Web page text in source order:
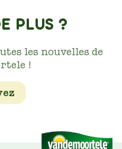
PLUS ?
les nouvelles de
!